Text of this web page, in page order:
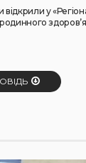
відкрили у
родинного